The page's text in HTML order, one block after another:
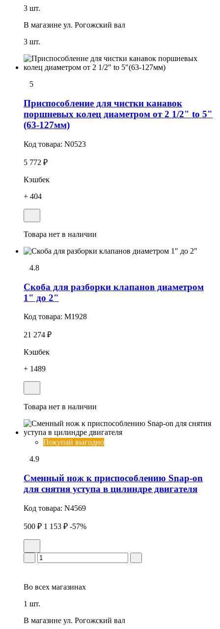
3 шт.
В магазине ул. Рогожский вал
3 шт.
5
Приспособление для чистки канавок
поршневых колец диаметром от 2 1/2" to 5"
(63-127мм)
Код товара: N0523
5 772 ₽
Кэшбек
+ 404
Товара нет в наличии
4.8
Скоба для разборки клапанов диаметром
1" до 2"
Код товара: M1928
21 274 ₽
Кэшбек
+ 1489
Товара нет в наличии
Покупай выгодно
4.9
Сменный нож к приспособлению Snap-on
для снятия уступа в цилиндре двигателя
Код товара: N4569
500 ₽ 1 153 ₽ -57%
Во всех магазинах
1 шт.
В магазине ул. Рогожский вал